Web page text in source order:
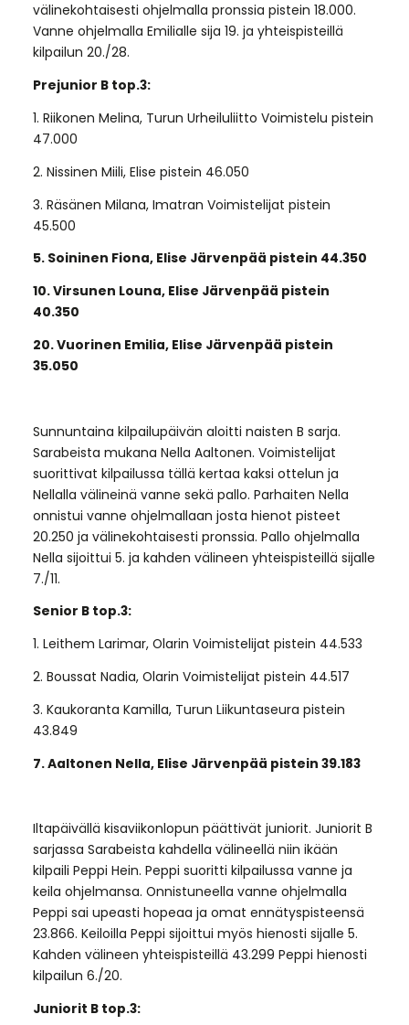
välinekohtaisesti ohjelmalla pronssia pistein 18.000.
Vanne ohjelmalla Emilialle sija 19. ja yhteispisteillä
kilpailun 20./28.
Prejunior B top.3:
1. Riikonen Melina, Turun Urheiluliitto Voimistelu pistein
47.000
2. Nissinen Miili, Elise pistein 46.050
3. Räsänen Milana, Imatran Voimistelijat pistein
45.500
5. Soininen Fiona, Elise Järvenpää pistein 44.350
10. Virsunen Louna, Elise Järvenpää pistein
40.350
20. Vuorinen Emilia, Elise Järvenpää pistein
35.050
Sunnuntaina kilpailupäivän aloitti naisten B sarja.
Sarabeista mukana Nella Aaltonen. Voimistelijat
suorittivat kilpailussa tällä kertaa kaksi ottelun ja
Nellalla välineinä vanne sekä pallo. Parhaiten Nella
onnistui vanne ohjelmallaan josta hienot pisteet
20.250 ja välinekohtaisesti pronssia. Pallo ohjelmalla
Nella sijoittui 5. ja kahden välineen yhteispisteillä sijalle
7./11.
Senior B top.3:
1. Leithem Larimar, Olarin Voimistelijat pistein 44.533
2. Boussat Nadia, Olarin Voimistelijat pistein 44.517
3. Kaukoranta Kamilla, Turun Liikuntaseura pistein
43.849
7. Aaltonen Nella, Elise Järvenpää pistein 39.183
Iltapäivällä kisaviikonlopun päättivät juniorit. Juniorit B
sarjassa Sarabeista kahdella välineellä niin ikään
kilpaili Peppi Hein. Peppi suoritti kilpailussa vanne ja
keila ohjelmansa. Onnistuneella vanne ohjelmalla
Peppi sai upeasti hopeaa ja omat ennätyspisteensä
23.866. Keiloilla Peppi sijoittui myös hienosti sijalle 5.
Kahden välineen yhteispisteillä 43.299 Peppi hienosti
kilpailun 6./20.
Juniorit B top.3: